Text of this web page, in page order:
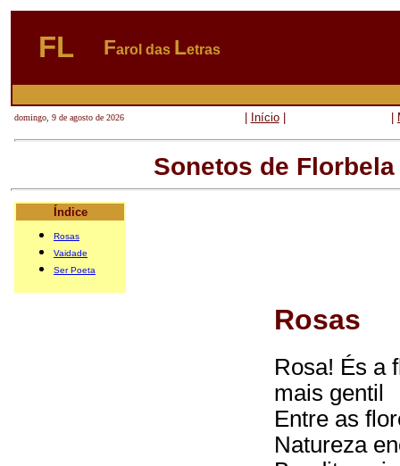
FL Farol das Letras
domingo, 9 de agosto de 2026 Início|
Sonetos de
Índice
Rosas
Vaidade
Ser Poeta
Rosas
Rosa! És a
mais gentil
Entre as
Natureza